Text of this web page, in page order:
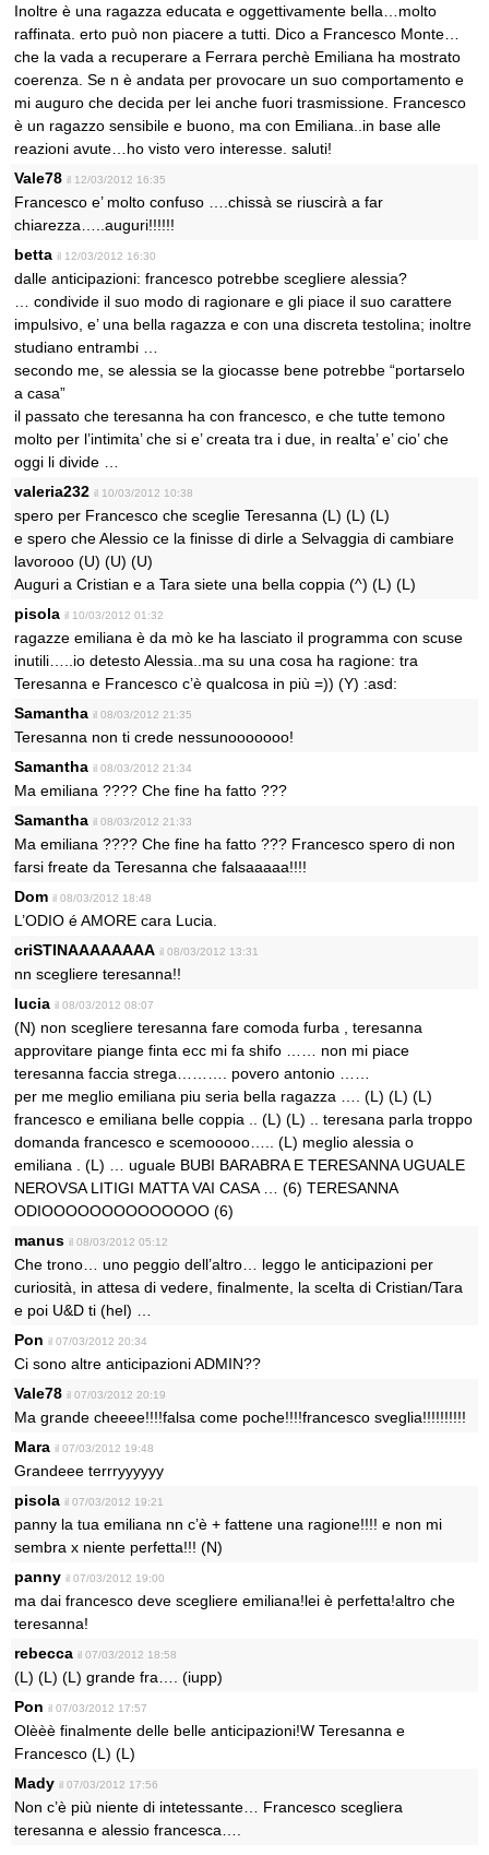
Inoltre è una ragazza educata e oggettivamente bella…molto
raffinata. erto può non piacere a tutti. Dico a Francesco Monte…
che la vada a recuperare a Ferrara perchè Emiliana ha mostrato
coerenza. Se n è andata per provocare un suo comportamento e
mi auguro che decida per lei anche fuori trasmissione. Francesco
è un ragazzo sensibile e buono, ma con Emiliana..in base alle
reazioni avute…ho visto vero interesse. saluti!
Vale78 il 12/03/2012 16:35
Francesco e’ molto confuso ….chissà se riuscirà a far
chiarezza…..auguri!!!!!!
betta il 12/03/2012 16:30
dalle anticipazioni: francesco potrebbe scegliere alessia?
… condivide il suo modo di ragionare e gli piace il suo carattere
impulsivo, e’ una bella ragazza e con una discreta testolina; inoltre
studiano entrambi …
secondo me, se alessia se la giocasse bene potrebbe “portarselo
a casa”
il passato che teresanna ha con francesco, e che tutte temono
molto per l’intimita’ che si e’ creata tra i due, in realta’ e’ cio’ che
oggi li divide …
valeria232 il 10/03/2012 10:38
spero per Francesco che sceglie Teresanna (L) (L) (L)
e spero che Alessio ce la finisse di dirle a Selvaggia di cambiare
lavorooo (U) (U) (U)
Auguri a Cristian e a Tara siete una bella coppia (^) (L) (L)
pisola il 10/03/2012 01:32
ragazze emiliana è da mò ke ha lasciato il programma con scuse
inutili…..io detesto Alessia..ma su una cosa ha ragione: tra
Teresanna e Francesco c’è qualcosa in più =)) (Y) :asd:
Samantha il 08/03/2012 21:35
Teresanna non ti crede nessunooooooo!
Samantha il 08/03/2012 21:34
Ma emiliana ???? Che fine ha fatto ???
Samantha il 08/03/2012 21:33
Ma emiliana ???? Che fine ha fatto ??? Francesco spero di non
farsi freate da Teresanna che falsaaaaa!!!!
Dom il 08/03/2012 18:48
L’ODIO é AMORE cara Lucia.
criSTINAAAAAAAA il 08/03/2012 13:31
nn scegliere teresanna!!
lucia il 08/03/2012 08:07
(N) non scegliere teresanna fare comoda furba , teresanna
approvitare piange finta ecc mi fa shifo …… non mi piace
teresanna faccia strega………. povero antonio ……
per me meglio emiliana piu seria bella ragazza …. (L) (L) (L)
francesco e emiliana belle coppia .. (L) (L) .. teresana parla troppo
domanda francesco e scemooooo….. (L) meglio alessia o
emiliana . (L) … uguale BUBI BARABRA E TERESANNA UGUALE
NEROVSA LITIGI MATTA VAI CASA … (6) TERESANNA
ODIOOOOOOOOOOOOOO (6)
manus il 08/03/2012 05:12
Che trono… uno peggio dell’altro… leggo le anticipazioni per
curiosità, in attesa di vedere, finalmente, la scelta di Cristian/Tara
e poi U&D ti (hel) …
Pon il 07/03/2012 20:34
Ci sono altre anticipazioni ADMIN??
Vale78 il 07/03/2012 20:19
Ma grande cheeee!!!!falsa come poche!!!!francesco sveglia!!!!!!!!!!
Mara il 07/03/2012 19:48
Grandeee terrryyyyyy
pisola il 07/03/2012 19:21
panny la tua emiliana nn c’è + fattene una ragione!!!! e non mi
sembra x niente perfetta!!! (N)
panny il 07/03/2012 19:00
ma dai francesco deve scegliere emiliana!lei è perfetta!altro che
teresanna!
rebecca il 07/03/2012 18:58
(L) (L) (L) grande fra…. (iupp)
Pon il 07/03/2012 17:57
Olèèè finalmente delle belle anticipazioni!W Teresanna e
Francesco (L) (L)
Mady il 07/03/2012 17:56
Non c’è più niente di intetessante… Francesco scegliera
teresanna e alessio francesca….